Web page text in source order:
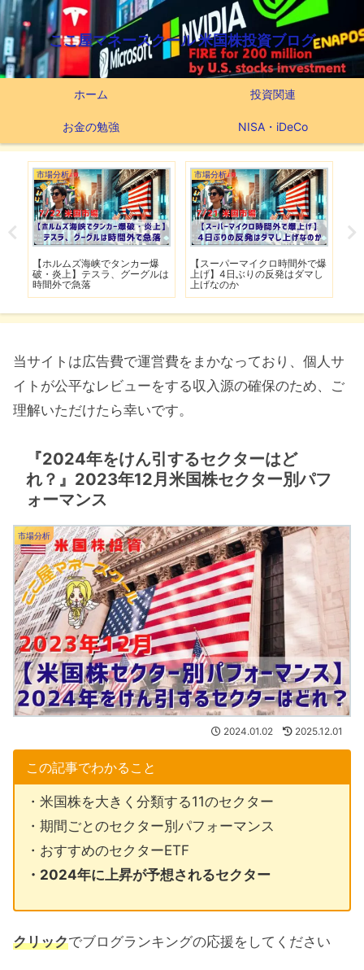
ここ屋マネースクール 米国株投資ブログ
ホーム 投資関連
お金の勉強 NISA・iDeCo
市場分析
【ホルムズ海峡でタンカー爆
破・炎上】テスラ、グーグルは
時間外で急落
市場分析
【スーパーマイクロ時間外で爆
上げ】4日ぶりの反発はダマし
上げなのか
当サイトは広告費で運営費をまかなっており、個人サ
イトが公平なレビューをする収入源の確保のため、ご
理解いただけたら幸いです。
『2024年をけん引するセクターはど
れ？』2023年12月米国株セクター別パフ
ォーマンス
市場分析
2024.01.02 2025.12.01
この記事でわかること
・米国株を大きく分類する11のセクター
・期間ごとのセクター別パフォーマンス
・おすすめのセクターETF
・2024年に上昇が予想されるセクター
クリックでブログランキングの応援をしてください